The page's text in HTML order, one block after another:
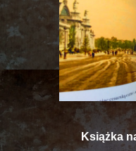
Książka